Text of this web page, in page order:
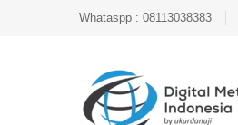
Whataspp : 08113038383